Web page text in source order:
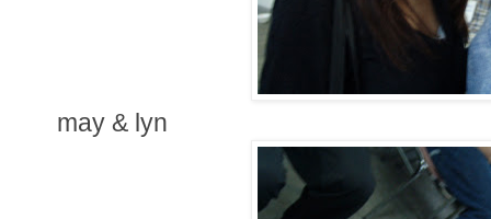
may & lyn